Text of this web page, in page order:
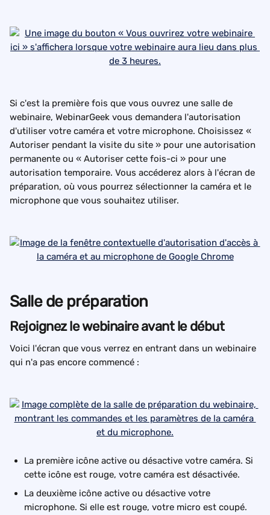
Si c'est la première fois que vous ouvrez une salle de
webinaire, WebinarGeek vous demandera l'autorisation
d'utiliser votre caméra et votre microphone. Choisissez «
Autoriser pendant la visite du site » pour une autorisation
permanente ou « Autoriser cette fois-ci » pour une
autorisation temporaire. Vous accéderez alors à l'écran de
préparation, où vous pourrez sélectionner la caméra et le
microphone que vous souhaitez utiliser.
Salle de préparation
Rejoignez le webinaire avant le début
Voici l'écran que vous verrez en entrant dans un webinaire
qui n'a pas encore commencé :
La première icône active ou désactive votre caméra. Si
cette icône est rouge, votre caméra est désactivée.
La deuxième icône active ou désactive votre
microphone. Si elle est rouge, votre micro est coupé.